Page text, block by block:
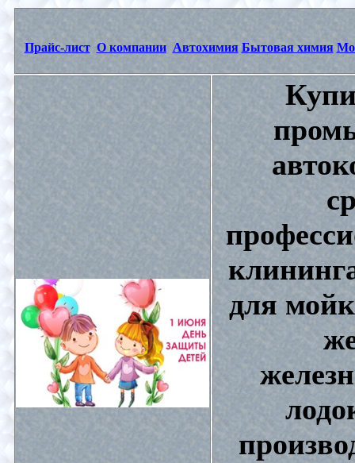
Прайс-лист О компании Автохимия Бытовая химия
для